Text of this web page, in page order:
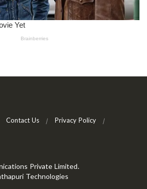
Contact Us
Privacy Policy
Private Limited.
Technologies